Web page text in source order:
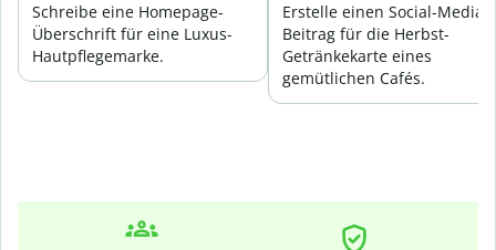
Schreibe eine Homepage-
Überschrift für eine Luxus-
Hautpflegemarke.
Erstelle einen Social-Media-
Beitrag für die Herbst-
Getränkekarte eines
gemütlichen Cafés.